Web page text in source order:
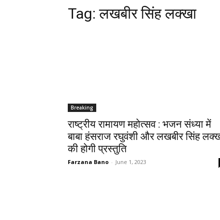
Tag:लखबीर सिंह लक्खा
Breaking
राष्ट्रीय रामायण महोत्सव : भजन संध्या में
बाबा हंसराज रघुवंशी और लखबीर सिंह
की होगी प्रस्तुति
Farzana Bano - June 1, 2023